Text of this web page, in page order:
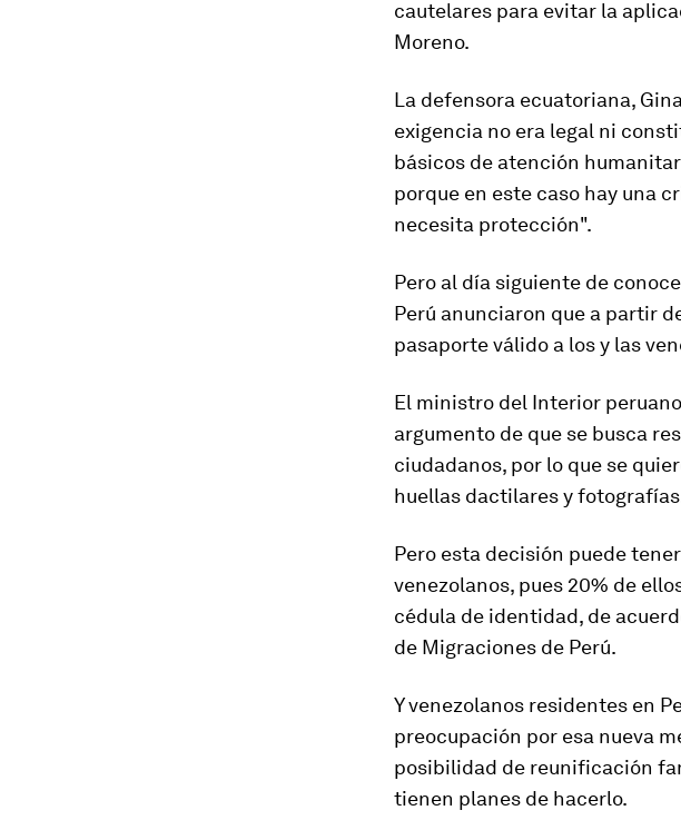
cautelares para evitar la
Moreno.
La defensora ecuatoriana,
exigencia no era legal ni
básicos de atención
porque en este caso hay una
necesita protección".
Pero al día siguiente de
Perú anunciaron que a partir
pasaporteválido a los y las
El ministro del Interior
argumento de que se busca
ciudadanos, por lo que se
huellas dactilares y
Pero esta decisión puede
venezolanos, pues 20% de
cédula de identidad, de
de Migraciones de Perú.
Y venezolanos residentes en
preocupación por esa nueva
posibilidad de reunificación
tienen planes de hacerlo.